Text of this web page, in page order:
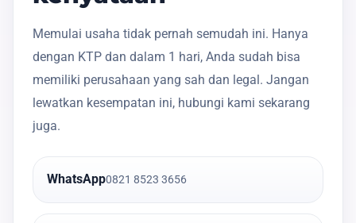
Memulai usaha tidak pernah semudah ini. Hanya
dengan KTP dan dalam 1 hari, Anda sudah bisa
memiliki perusahaan yang sah dan legal. Jangan
lewatkan kesempatan ini, hubungi kami sekarang
juga.
WhatsApp0821 8523 3656